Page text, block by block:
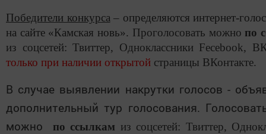
Победители конкурса – определяются интернет-
на сайте «Камская новь». Проголосовать можно по
из соцсетей: Твиттер, Одноклассники Fecebook,
только при наличии открытой страницы ВКонтакте.
В случае выявлении накрутки голосов -
дополнительный тур голосования.
можно
по ссылкам из соцсетей: Твиттер,